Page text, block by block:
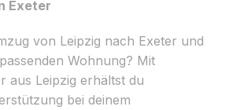
Exeter
von Leipzig nach Exeter und
Wohnung? Mit
aus Leipzig erhältst du
bei deinem